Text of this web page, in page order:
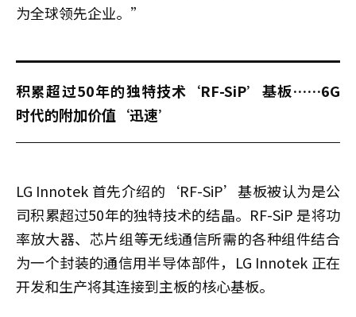
为全球领先企业。”
积累超过50年的独特技术‘RF-SiP’基板……6G
时代的附加价值‘迅速’
LG Innotek 首先介绍的‘RF-SiP’基板被认为是公
司积累超过50年的独特技术的结晶。RF-SiP 是将功
率放大器、芯片组等无线通信所需的各种组件结合
为一个封装的通信用半导体部件，LG Innotek 正在
开发和生产将其连接到主板的核心基板。